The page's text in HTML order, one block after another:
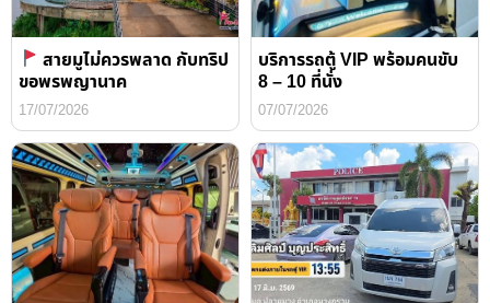
สายมูไม่ควรพลาด กับทริป
ขอพรพญานาค
17/07/2026
บริการรถตู้ VIP พร้อมคนขับ
8 – 10 ที่นั่ง
07/07/2026